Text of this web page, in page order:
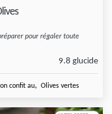
pour régaler toute
9.8 glucide
confit au, Olives vertes